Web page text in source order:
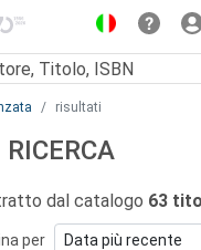
risultati
dal catalogo 63
per